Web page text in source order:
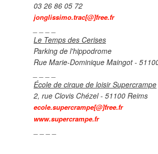
03 26 86 05 72
jonglissimo.trac[@]free.fr
Le Temps des Cerises
Parking de l'hippodrome
Rue Marie-Dominique Maingot -
École de cirque de loisir Supercrampe
2, rue Clovis Chézel - 51100 Reims
ecole.supercrampe[@]free.fr
www.supercrampe.fr